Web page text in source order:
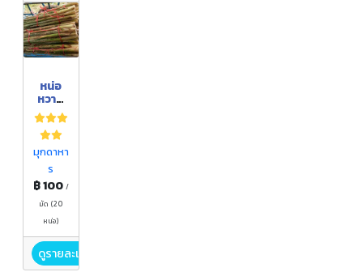
หน่อ
หวาย
อินทรี
ย์
มุกดาหา
ร
฿ 100 /
มัด (20
หน่อ)
ดูรายละเอียด